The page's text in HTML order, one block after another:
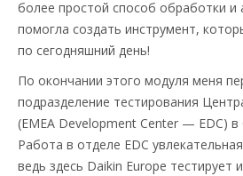
более простой способ обработки и
помогла создать инструмент,
по сегодняшний день!
По окончании этого модуля меня
подразделение тестирования
(EMEA Development Center — EDC) в
Работа в отделе EDC
ведь здесь Daikin Europe тестирует